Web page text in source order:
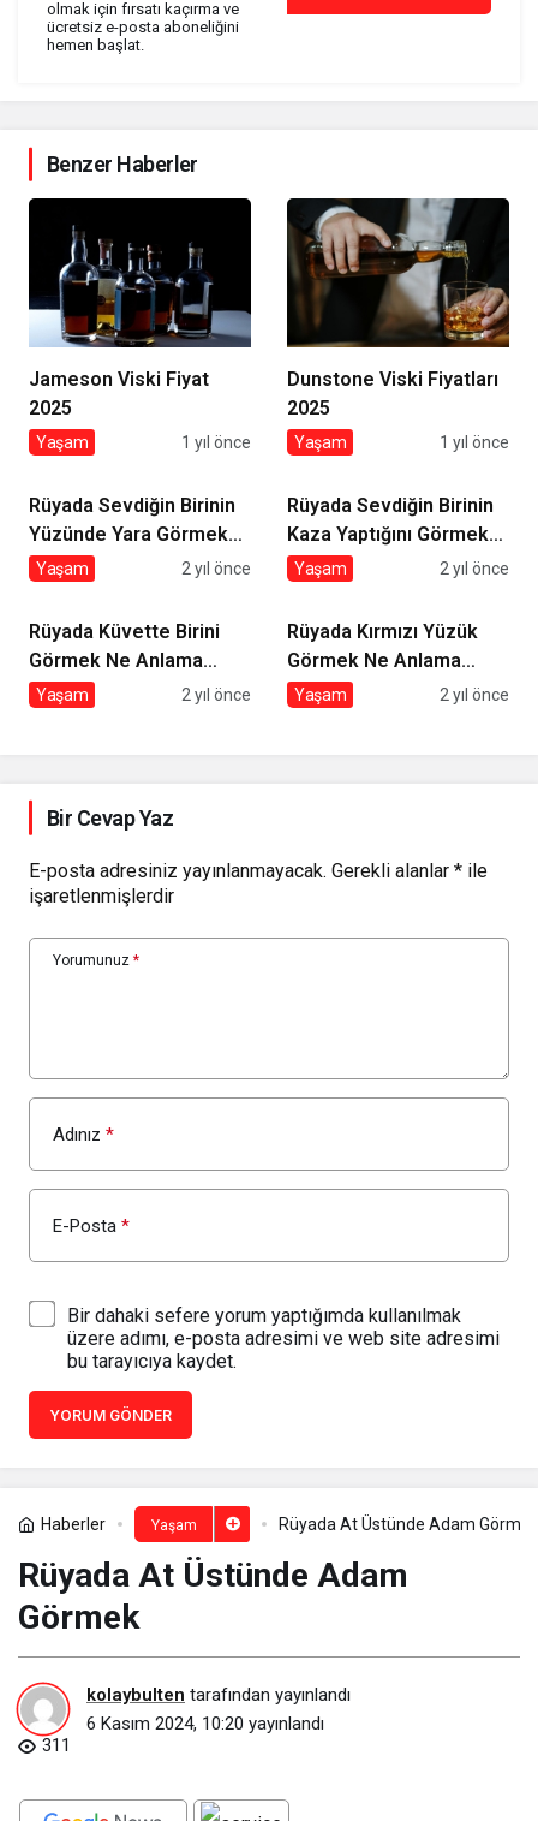
olmak için fırsatı kaçırma ve
ücretsiz e-posta aboneliğini
hemen başlat.
Benzer Haberler
Jameson Viski Fiyat
2025
Yaşam 1 yıl önce
Dunstone Viski Fiyatları
2025
Yaşam 1 yıl önce
Rüyada Sevdiğin Birinin
Yüzünde Yara Görmek
Ne Anlama Gelir?
Yaşam 2 yıl önce
Rüyada Sevdiğin Birinin
Kaza Yaptığını Görmek
Ne Anlama Gelir?
Yaşam 2 yıl önce
Rüyada Küvette Birini
Görmek Ne Anlama
Gelir?
Yaşam 2 yıl önce
Rüyada Kırmızı Yüzük
Görmek Ne Anlama
Gelir?
Yaşam 2 yıl önce
Bir Cevap Yaz
E-posta adresiniz yayınlanmayacak. Gerekli alanlar * ile
işaretlenmişlerdir
Yorumunuz *
Adınız *
E-Posta *
Bir dahaki sefere yorum yaptığımda kullanılmak
üzere adımı, e-posta adresimi ve web site adresimi
bu tarayıcıya kaydet.
YORUM GÖNDER
Haberler Yaşam Rüyada At Üstünde Adam Görmek​
Rüyada At Üstünde Adam
Görmek​
kolaybulten tarafından yayınlandı
6 Kasım 2024, 10:20 yayınlandı
311